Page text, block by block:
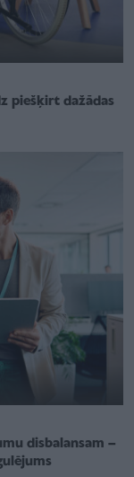
piešķirt dažādas
disbalansam –